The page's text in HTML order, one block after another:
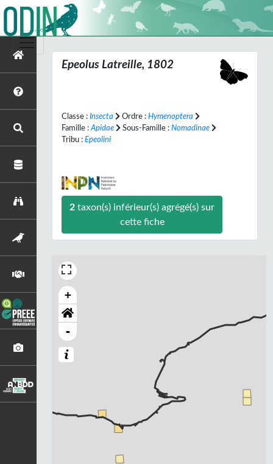
Epeolus Latreille, 1802
Classe : Insecta Ordre : Hymenoptera
Famille : Apidae Sous-Famille : Nomadinae
Tribu : Epeolini
2taxon(s) inférieur(s) agrégé(s) sur
cette fiche
+
-